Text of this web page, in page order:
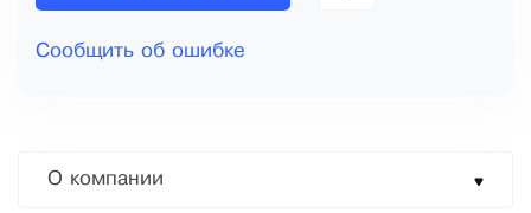
Сообщить об ошибке
О компании